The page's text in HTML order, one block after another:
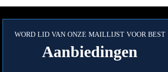
afstandsbediening
n, 433 MHz
WORD LID VAN ONZE MAILLIJST VOOR BEST
Aanbiedingen